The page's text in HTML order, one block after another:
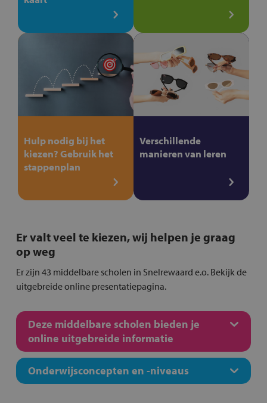
Hulp nodig bij het
kiezen? Gebruik het
stappenplan
Verschillende
manieren van leren
Er valt veel te kiezen, wij helpen je graag
op weg
Er zijn 43 middelbare scholen in Snelrewaard e.o. Bekijk de
uitgebreide online presentatiepagina.
Deze middelbare scholen bieden je
online uitgebreide informatie
Onderwijsconcepten en -niveaus